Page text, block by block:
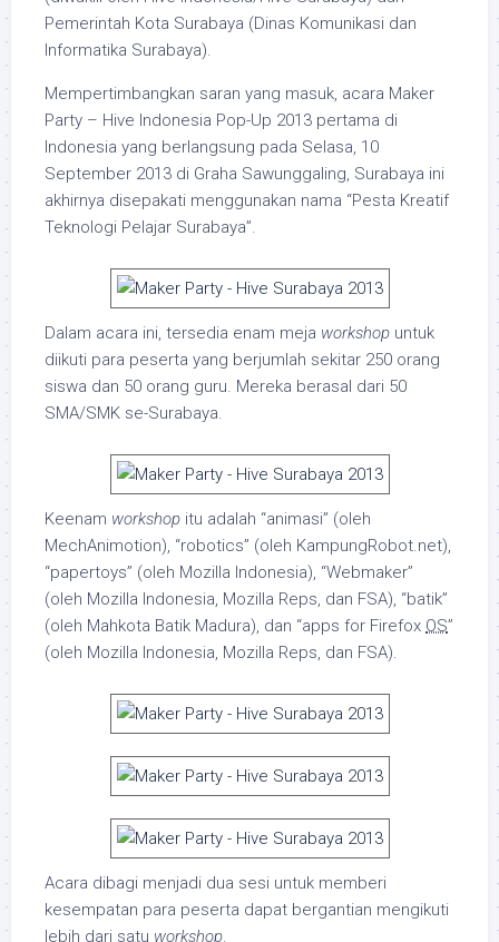
Pemerintah Kota Surabaya (Dinas Komunikasi dan
Informatika Surabaya).
Mempertimbangkan saran yang masuk, acara Maker
Party – Hive Indonesia Pop-Up 2013 pertama di
Indonesia yang berlangsung pada Selasa, 10
September 2013 di Graha Sawunggaling, Surabaya ini
akhirnya disepakati menggunakan nama “Pesta Kreatif
Teknologi Pelajar Surabaya”.
Dalam acara ini, tersedia enam meja workshop untuk
diikuti para peserta yang berjumlah sekitar 250 orang
siswa dan 50 orang guru. Mereka berasal dari 50
SMA/SMK se-Surabaya.
Keenam workshop itu adalah “animasi” (oleh
MechAnimotion), “robotics” (oleh KampungRobot.net),
“papertoys” (oleh Mozilla Indonesia), “Webmaker”
(oleh Mozilla Indonesia, Mozilla Reps, dan FSA), “batik”
(oleh Mahkota Batik Madura), dan “apps for Firefox OS”
(oleh Mozilla Indonesia, Mozilla Reps, dan FSA).
Acara dibagi menjadi dua sesi untuk memberi
kesempatan para peserta dapat bergantian mengikuti
lebih dari satu workshop.